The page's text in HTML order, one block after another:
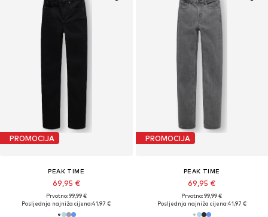
PROMOCIJA
PEAK TIME
69,95 €
Prvotno: 99,99 €
Posljednja najniža cijena:41,97 €
PROMOCIJA
PEAK TIME
69,95 €
Prvotno: 99,99 €
Posljednja najniža cijena:41,97 €